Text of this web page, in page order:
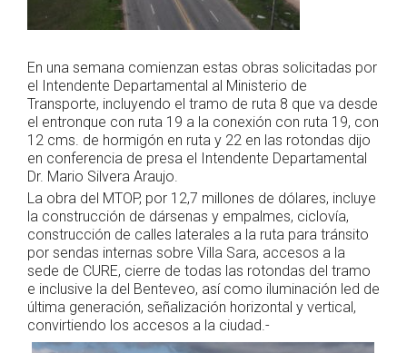
En una semana comienzan estas obras solicitadas por
el Intendente Departamental al Ministerio de
Transporte, incluyendo el tramo de ruta 8 que va desde
el entronque con ruta 19 a la conexión con ruta 19, con
12 cms. de hormigón en ruta y 22 en las rotondas dijo
en conferencia de presa el Intendente Departamental
Dr. Mario Silvera Araujo.
La obra del MTOP, por 12,7 millones de dólares, incluye
la construcción de dársenas y empalmes, ciclovía,
construcción de calles laterales a la ruta para tránsito
por sendas internas sobre Villa Sara, accesos a la
sede de CURE, cierre de todas las rotondas del tramo
e inclusive la del Benteveo, así como iluminación led de
última generación, señalización horizontal y vertical,
convirtiendo los accesos a la ciudad.-